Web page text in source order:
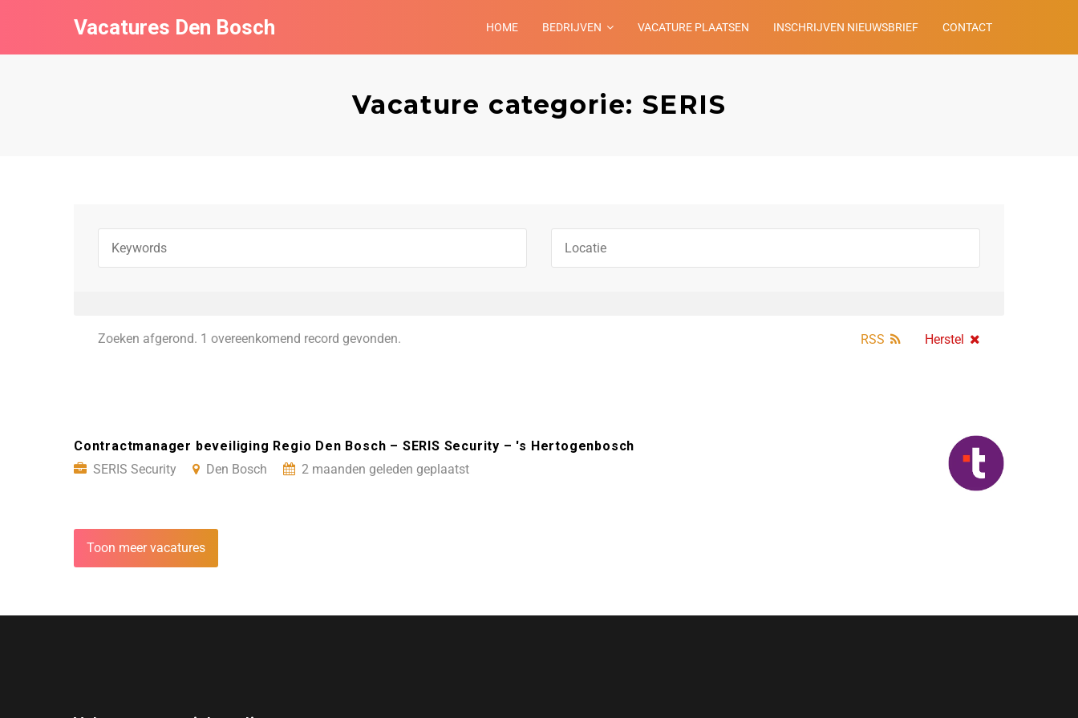
Vacatures Den Bosch HOME BEDRIJVEN VACATURE PLAATSEN INSCHRIJVEN NIEUWSBRIEF CONTACT
Vacature categorie: SERIS
Zoeken afgerond. 1 overeenkomend record gevonden. Herstel
RSS
Contractmanager beveiliging Regio Den Bosch – SERIS Security – 's Hertogenbosch
SERIS Security
Den Bosch 2 maanden geleden geplaatst
Toon meer vacatures